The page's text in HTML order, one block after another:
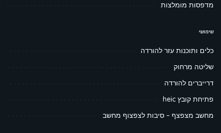
מדפסות מומלצות
שימושי
כלים ותוכנות עזר להורדה
שליטה מרחוק
דרייברים להורדה
פתיחת קובץ heic
מחשב מצפצף – סיבות לצפצוף מחשב